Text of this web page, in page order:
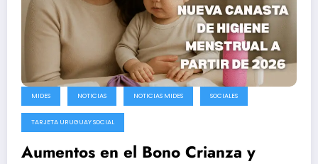
MIDES NOTICIAS NOTICIAS MIDES SOCIALES
TARJETA URUGUAY SOCIAL
Aumentos en el Bono Crianza y